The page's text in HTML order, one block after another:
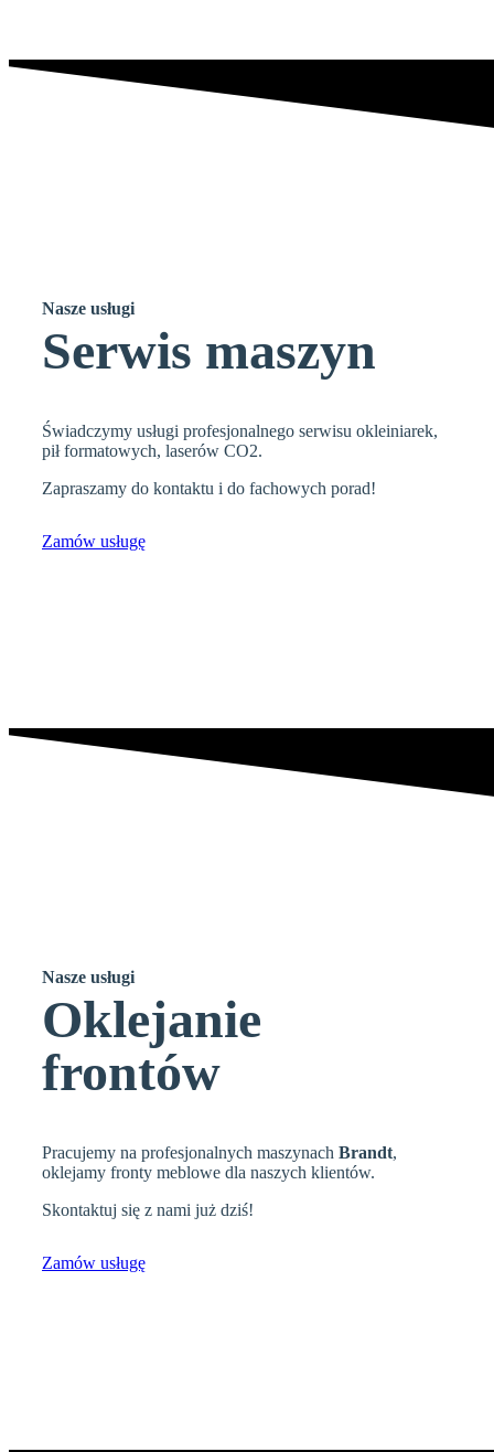
Nasze usługi
Serwis maszyn
Świadczymy usługi profesjonalnego serwisu okleiniarek,
pił formatowych, laserów CO2.
Zapraszamy do kontaktu i do fachowych porad!
Zamów usługę
Nasze usługi
Oklejanie
frontów
Pracujemy na profesjonalnych maszynach Brandt,
oklejamy fronty meblowe dla naszych klientów.
Skontaktuj się z nami już dziś!
Zamów usługę